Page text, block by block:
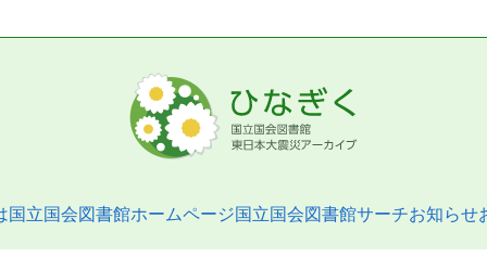
国立国会図書館ホームページ国立国会図書館サーチお知らせ